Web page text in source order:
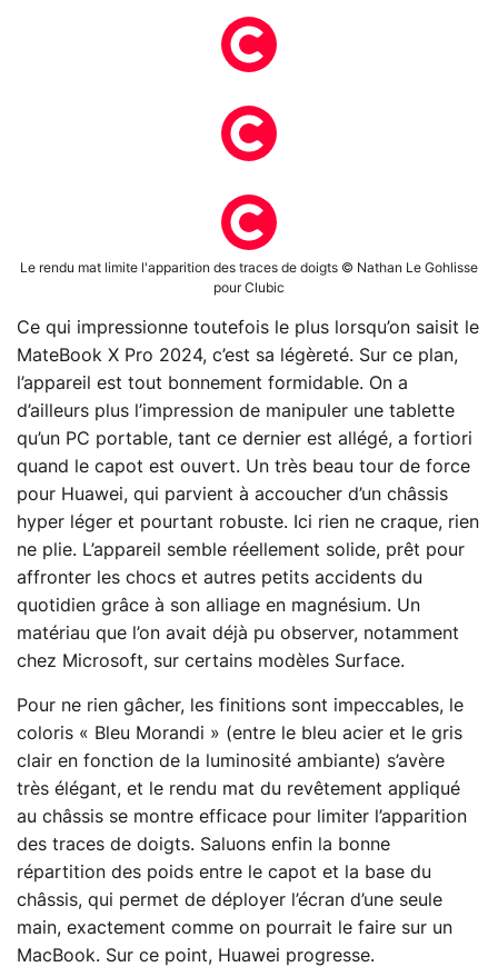
Le rendu mat limite l'apparition des traces de doigts © Nathan Le Gohlisse
pour Clubic
Ce qui impressionne toutefois le plus lorsqu’on saisit le
MateBook X Pro 2024, c’est sa légèreté. Sur ce plan,
l’appareil est tout bonnement formidable. On a
d’ailleurs plus l’impression de manipuler une tablette
qu’un PC portable, tant ce dernier est allégé, a fortiori
quand le capot est ouvert. Un très beau tour de force
pour Huawei, qui parvient à accoucher d’un châssis
hyper léger et pourtant robuste. Ici rien ne craque, rien
ne plie. L’appareil semble réellement solide, prêt pour
affronter les chocs et autres petits accidents du
quotidien grâce à son alliage en magnésium. Un
matériau que l’on avait déjà pu observer, notamment
chez Microsoft, sur certains modèles Surface.
Pour ne rien gâcher, les finitions sont impeccables, le
coloris « Bleu Morandi » (entre le bleu acier et le gris
clair en fonction de la luminosité ambiante) s’avère
très élégant, et le rendu mat du revêtement appliqué
au châssis se montre efficace pour limiter l’apparition
des traces de doigts. Saluons enfin la bonne
répartition des poids entre le capot et la base du
châssis, qui permet de déployer l’écran d’une seule
main, exactement comme on pourrait le faire sur un
MacBook. Sur ce point, Huawei progresse.